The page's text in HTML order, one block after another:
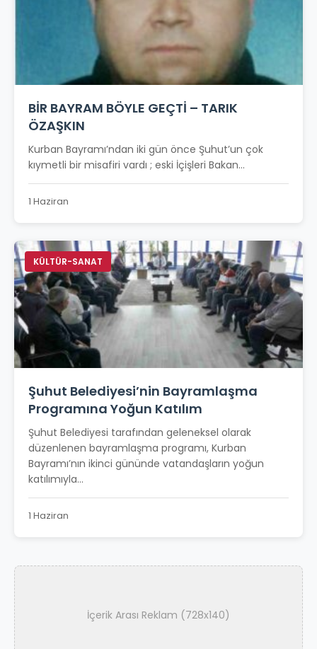
BİR BAYRAM BÖYLE GEÇTİ – TARIK
ÖZAŞKIN
Kurban Bayramı’ndan iki gün önce Şuhut’un çok
kıymetli bir misafiri vardı ; eski İçişleri Bakan...
1 Haziran
KÜLTÜR-SANAT
Şuhut Belediyesi’nin Bayramlaşma
Programına Yoğun Katılım
Şuhut Belediyesi tarafından geleneksel olarak
düzenlenen bayramlaşma programı, Kurban
Bayramı’nın ikinci gününde vatandaşların yoğun
katılımıyla...
1 Haziran
İçerik Arası Reklam (728x140)